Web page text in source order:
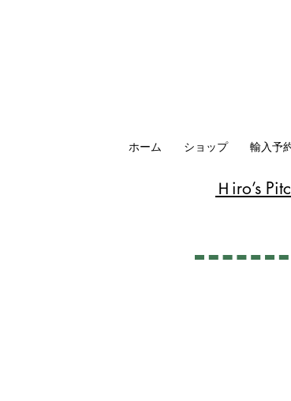
ホーム ショップ 輸入予
Ｈiro’s